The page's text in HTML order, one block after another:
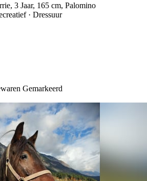
3 Jaar, 165 cm, Palomino
· Dressuur
Gemarkeerd